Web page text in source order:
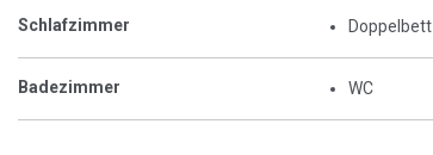
Schlafzimmer Doppelbett
Badezimmer WC